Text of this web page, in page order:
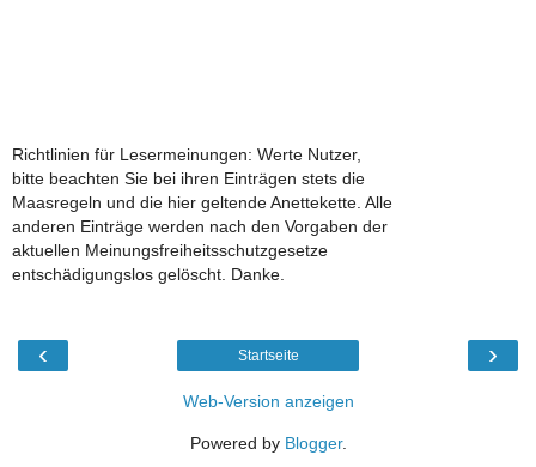
Richtlinien für Lesermeinungen: Werte Nutzer,
bitte beachten Sie bei ihren Einträgen stets die
Maasregeln und die hier geltende Anettekette. Alle
anderen Einträge werden nach den Vorgaben der
aktuellen Meinungsfreiheitsschutzgesetze
entschädigungslos gelöscht. Danke.
‹ ›
Startseite
Web-Version anzeigen
Powered by Blogger.